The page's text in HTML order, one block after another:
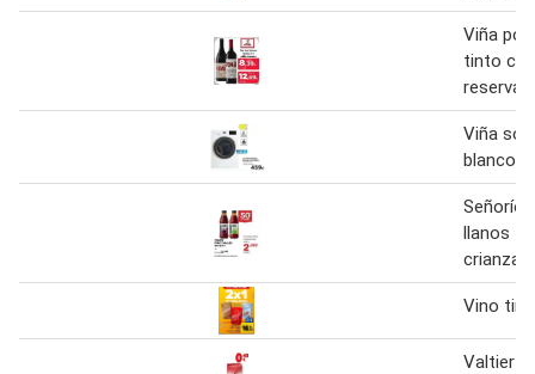
Viña
tinto
reserva
Viña sol
blanco
Señorío
llanos -
crianza
Vino
Valtier -